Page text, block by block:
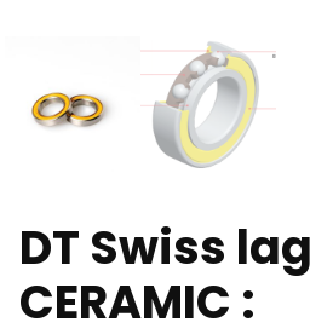
DT Swiss
CERAMIC :